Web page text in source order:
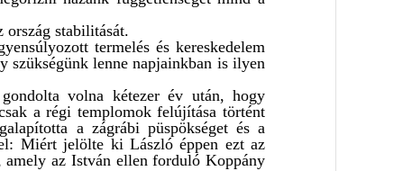
stabilitását.
termelés és kereskedelem
szükségünk lenne napjainkban is ilyen
volna kétezer év után, hogy
a régi templomok felújítása történt
a zágrábi püspökséget és a
Miért jelölte ki László éppen ezt az
amely az István ellen forduló Koppány